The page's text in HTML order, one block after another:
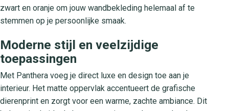
zwart en oranje om jouw wandbekleding helemaal af te
stemmen op je persoonlijke smaak.
Moderne stijl en veelzijdige
toepassingen
Met Panthera voeg je direct luxe en design toe aan je
interieur. Het matte oppervlak accentueert de grafische
dierenprint en zorgt voor een warme, zachte ambiance. Dit